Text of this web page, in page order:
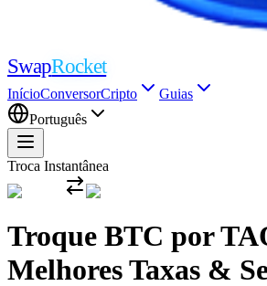
SwapRocket
InícioConversorCripto
Guias
Português
Troca Instantânea
Troque BTC por
Melhores Taxas &